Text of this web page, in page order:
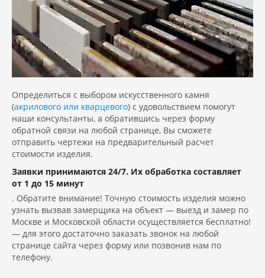
Определиться с выбором искусственного камня
(акрилового или кварцевого) с удовольствием помогут
наши консультанты, а обратившись через форму
обратной связи на любой странице, Вы сможете
отправить чертежи на предварительный расчет
стоимости изделия.
Заявки принимаются 24/7. Их обработка составляет
от 1 до 15 минут
. Обратите внимание! Точную стоимость изделия можно
узнать вызвав замерщика на объект — выезд и замер по
Москве и Московской области осуществляется бесплатно!
— для этого достаточно заказать звонок на любой
странице сайта через форму или позвонив нам по
телефону.